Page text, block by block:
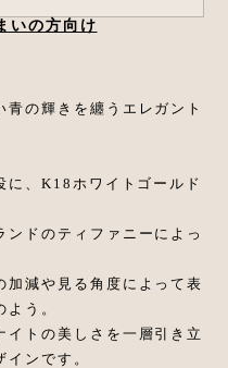
いの方向け
の輝きを纏うエレガント
に、K18ホワイトゴールド
ドのティファニーによっ
加減や見る角度によって表
う。
イトの美しさを一層引き立
ンです。